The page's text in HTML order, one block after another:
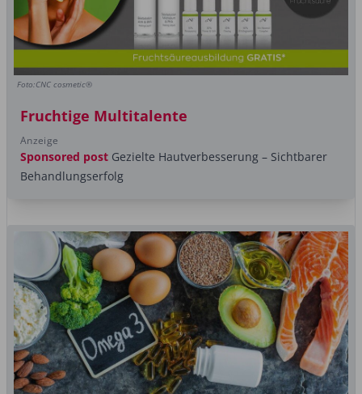
Foto:CNC cosmetic®
Fruchtige Multitalente
Anzeige
Sponsored post Gezielte Hautverbesserung – Sichtbarer
Behandlungserfolg